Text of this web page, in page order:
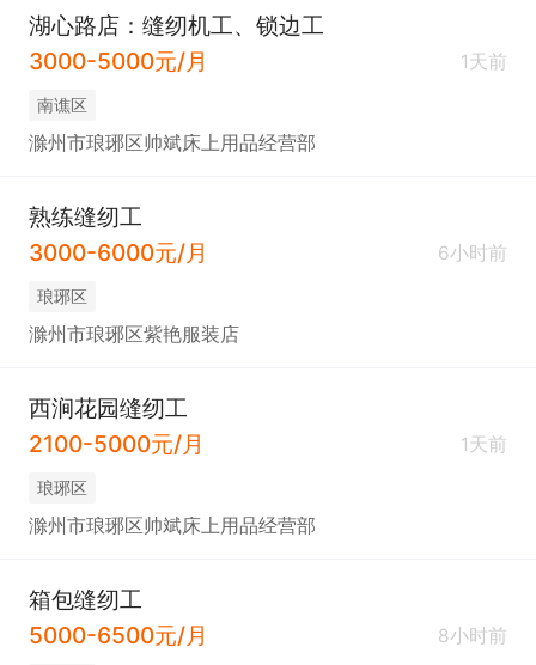
湖心路店：缝纫机工、锁边工
3000-5000元/月
1天前
南谯区
滁州市琅琊区帅斌床上用品经营部
熟练缝纫工
3000-6000元/月
6小时前
琅琊区
滁州市琅琊区紫艳服装店
西涧花园缝纫工
2100-5000元/月
1天前
琅琊区
滁州市琅琊区帅斌床上用品经营部
箱包缝纫工
5000-6500元/月
8小时前